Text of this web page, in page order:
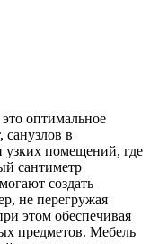
оптимальное
в
узких помещений, где
сантиметр
создать
не перегружая
этом обеспечивая
предметов. Мебель